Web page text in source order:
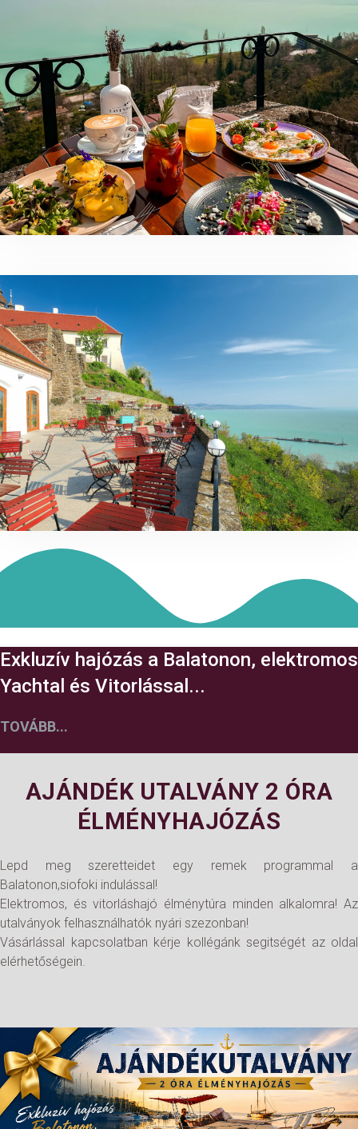
Exkluzív hajózás a Balatonon, elektromos
Yachtal és Vitorlással...
TOVÁBB...
AJÁNDÉK UTALVÁNY 2 ÓRA
ÉLMÉNYHAJÓZÁS
Lepd meg szeretteidet egy remek programmal a
Balatonon,siofoki indulással!
Elektromos, és vitorláshajó élménytúra minden alkalomra! Az
utalványok felhasználhatók nyári szezonban!
Vásárlással kapcsolatban kérje kollégánk segitségét az oldal
elérhetőségein.